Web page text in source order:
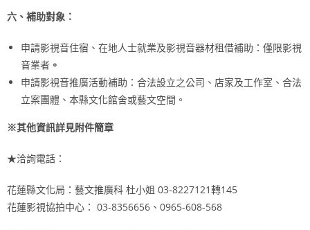
六、補助對象：
申請影視音住宿、在地人士就業及影視音器材租借補助：僅限影視
音業者 。
申請影視音推廣活動補助：合法設立之公司、店家及工作室、合法
立案團體、本縣文化館舍或藝文空間。
※其他資訊詳見附件簡章
★洽詢電話：
花蓮縣文化局：藝文推廣科 杜小姐 03-8227121轉145
花蓮影視協拍中心： 03-8356656、0965-608-568